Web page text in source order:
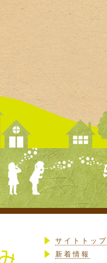
サイトトップ
新着情報